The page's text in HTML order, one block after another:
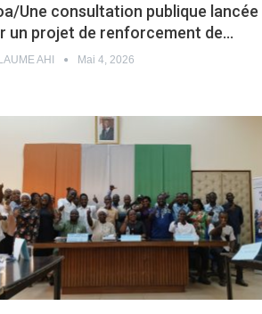
Une consultation publique lancée
un projet de renforcement de…
AHI Mai 4, 2026